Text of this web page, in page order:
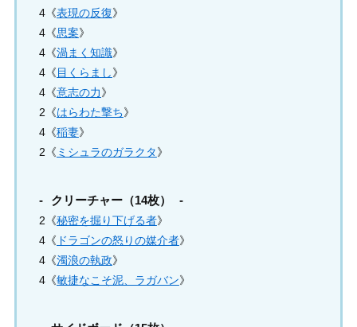
クリーチャー（14枚）
2《秘密を掘り下げる者》
4《 ドラゴンの怒りの媒介者》
4《濁浪の執政》
4《敏捷なこそ泥、ラガバン》
4《表現の反復》
4《思案》
4《渦まく知識》
4《目くらまし》
4《意志の力》
2《はらわた撃ち》
4《稲妻》
2《 ミシュラのガラクタ》